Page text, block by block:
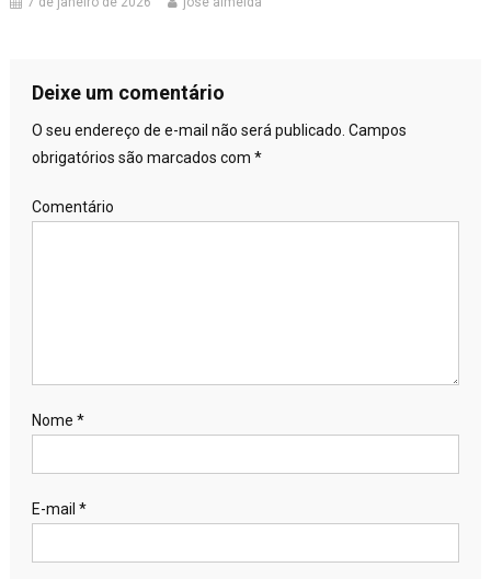
Deixe um comentário
O seu endereço de e-mail não será publicado. Campos
obrigatórios são marcados com *
Comentário
Nome *
E-mail *